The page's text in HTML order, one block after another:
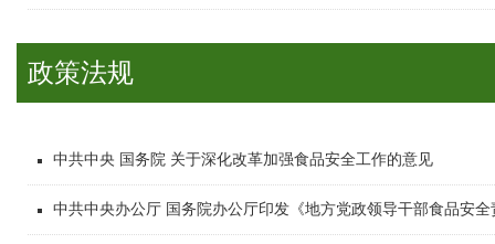
政策法规
中共中央 国务院 关于深化改革加强食品安全工作的意见
中共中央办公厅 国务院办公厅印发《地方党政领导干部食品安